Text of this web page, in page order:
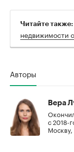
Читайте также:
недвижимости
Авторы
Вера
с 2018-
Москву,